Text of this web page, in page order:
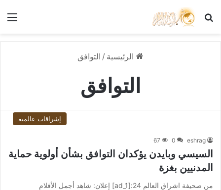
بحث عن
الرئيسية / التوافق
التوافق
إشراقات عالمية
eshrag
0
67
السيسي وبايدن يؤكدان التوافق بشأن أولوية حماية
المدنيين بغزة
من صحيفة اشراق العالم 24:[ad_1] إعلان: شاهد أجمل الأفلام